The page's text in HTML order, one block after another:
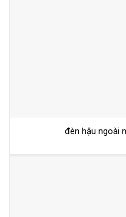
đèn hậu ngoài